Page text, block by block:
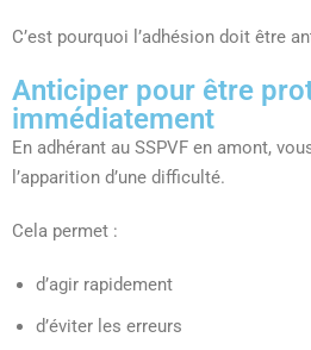
C’est pourquoi l’adhésion doit être
Anticiper pour être
immédiatement
En adhérant au SSPVF en amont,
l’apparition d’une difficulté.
Cela permet :
d’agir rapidement
d’éviter les erreurs